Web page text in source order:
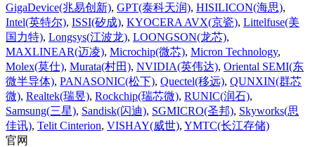
GigaDevice(兆易创新), GPT(泰科天润), HISILICON(海思),
Intel(英特尔), ISSI(矽成), KYOCERA AVX(京瓷), Littelfuse(美
国力特), Longsys(江波龙), LOONGSON(龙芯),
MAXLINEAR(迈凌), Microchip(微芯), Micron Technology,
Molex(莫仕), Murata(村田), NVIDIA(英伟达), Oriental SEMI(东
微半导体), PANASONIC(松下), Quectel(移远), QUNXIN(群芯
微), Realtek(瑞昱), Rockchip(瑞芯微), RUNIC(润石),
Samsung(三星), Sandisk(闪迪), SGMICRO(圣邦), Skyworks(思
佳讯), Telit Cinterion, VISHAY(威世), YMTC(长江存储)
官网